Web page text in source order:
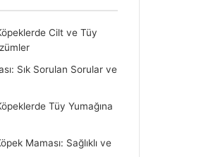
Cilt ve Tüy
Sık Sorulan Sorular ve
Tüy Yumağına
Maması: Sağlıklı ve